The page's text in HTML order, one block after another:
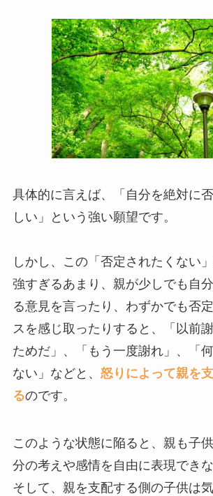
具体的に言えば、「自分を絶対に
しい」という強い願望です。
しかし、この「否定されたくない
強すぎるあまり、親が少しでも自
る意見を言ったり、わずかでも否
スを感じ取ったりすると、「以前
ためだ」、「もう一度謝れ」、「
ない」などと、 怒りによって親を
るのです。
このような状態に陥ると、親も子
分の考えや感情を自由に表現できな
そして、親を支配する側の子供は